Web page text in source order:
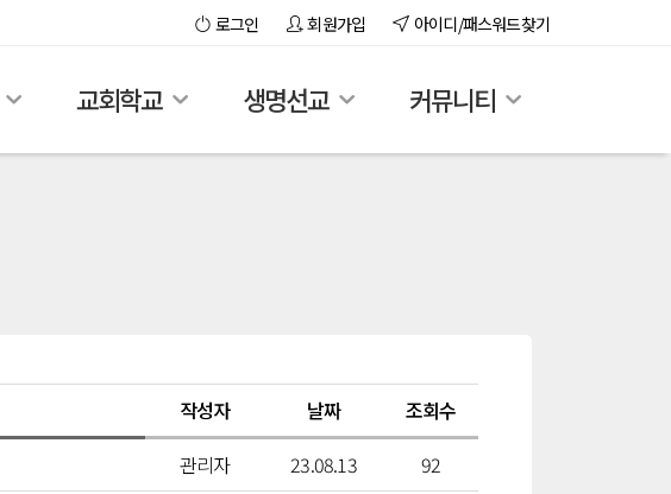
로그인 회원가입 아이디/패스워드찾기
교회학교 생명선교 커뮤니티
작성자 날짜
조회수
관리자 23.08.13
92